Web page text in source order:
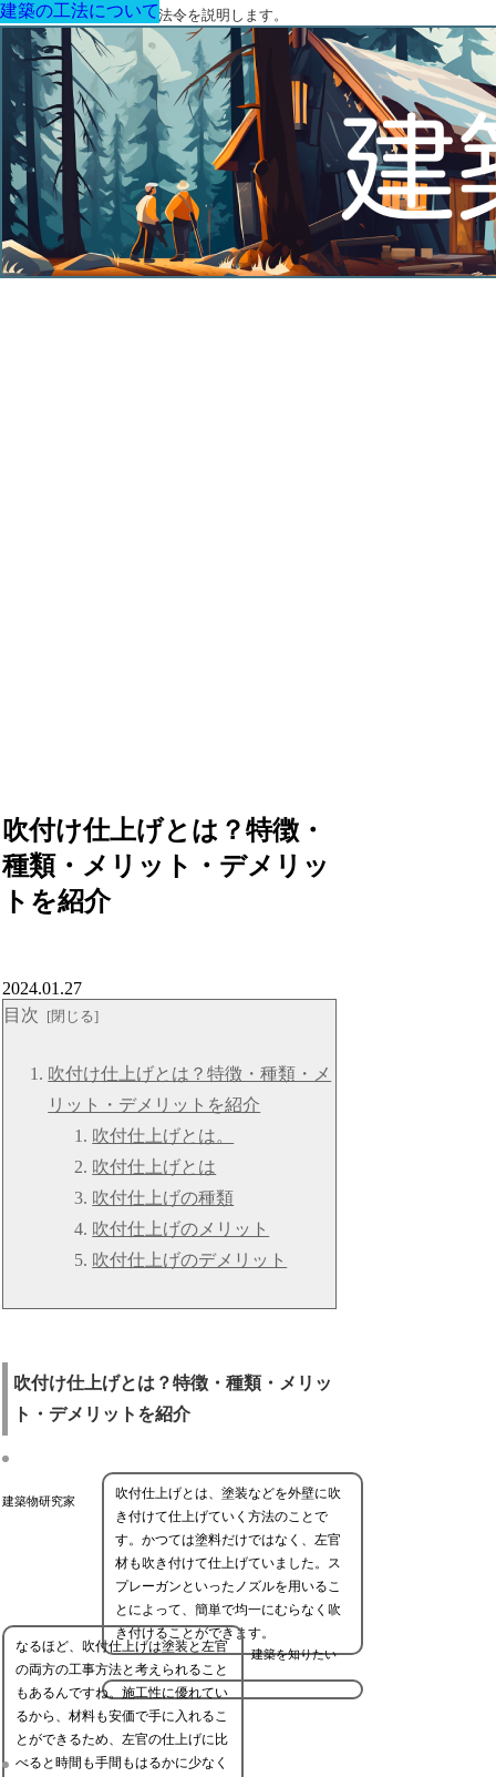
建築に関する用語と関連法令を説明します。
吹付け仕上げとは？特徴・
種類・メリット・デメリッ
トを紹介
建築の工法について
2024.01.27
目次
吹付け仕上げとは？特徴・種類・メ
リット・デメリットを紹介
吹付仕上げとは。
吹付仕上げとは
吹付仕上げの種類
吹付仕上げのメリット
吹付仕上げのデメリット
吹付け仕上げとは？特徴・種類・メリッ
ト・デメリットを紹介
建築物研究家
吹付仕上げとは、塗装などを外壁に吹
き付けて仕上げていく方法のことで
す。かつては塗料だけではなく、左官
材も吹き付けて仕上げていました。ス
プレーガンといったノズルを用いるこ
とによって、簡単で均一にむらなく吹
き付けることができます。
建築を知りたい
なるほど、吹付仕上げは塗装と左官
の両方の工事方法と考えられること
もあるんですね。施工性に優れてい
るから、材料も安価で手に入れるこ
とができるため、左官の仕上げに比
べると時間も手間もはるかに少なく
建築の工法について
建築の工法について
建築の工法について
建築の工法について
建築の工法について
建築の工法について